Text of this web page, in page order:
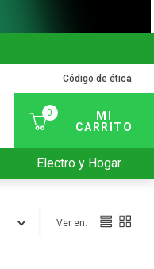
Código de ética
0
Electro y Hogar